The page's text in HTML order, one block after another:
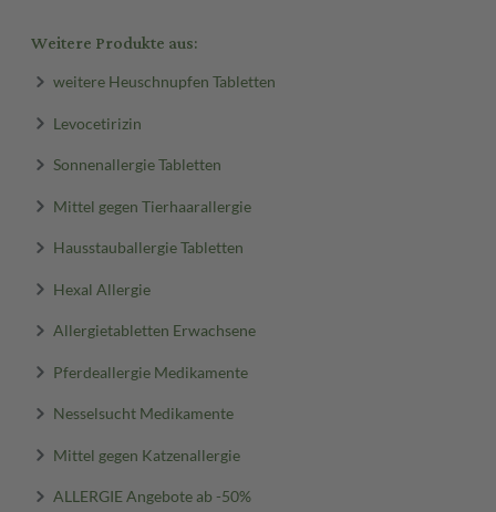
Weitere Produkte aus:
weitere Heuschnupfen Tabletten
Levocetirizin
Sonnenallergie Tabletten
Mittel gegen Tierhaarallergie
Hausstauballergie Tabletten
Hexal Allergie
Allergietabletten Erwachsene
Pferdeallergie Medikamente
Nesselsucht Medikamente
Mittel gegen Katzenallergie
ALLERGIE Angebote ab -50%